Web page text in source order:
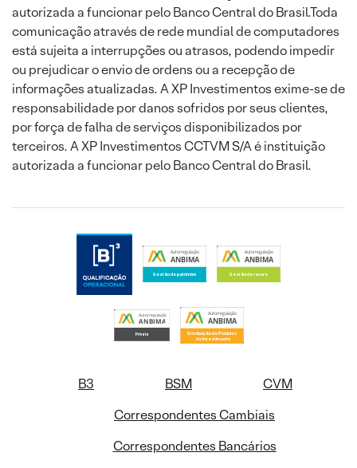
autorizada a funcionar pelo Banco Central do Brasil.Toda
comunicação através de rede mundial de computadores
está sujeita a interrupções ou atrasos, podendo impedir
ou prejudicar o envio de ordens ou a recepção de
informações atualizadas. A XP Investimentos exime-se de
responsabilidade por danos sofridos por seus clientes,
por força de falha de serviços disponibilizados por
terceiros. A XP Investimentos CCTVM S/A é instituição
autorizada a funcionar pelo Banco Central do Brasil.
B3 BSM
CVM
Correspondentes Cambiais
Correspondentes Bancários